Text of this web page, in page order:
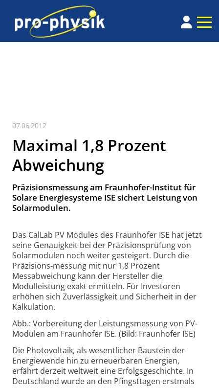
07.06.2012
Maximal 1,8 Prozent
Abweichung
Präzisionsmessung am Fraunhofer-Institut für
Solare Energiesysteme ISE sichert Leistung von
Solarmodulen.
Das CalLab PV Modules des Fraunhofer ISE hat jetzt
seine Genauigkeit bei der Präzisionsprüfung von
Solarmodulen noch weiter gesteigert. Durch die
Präzisions-messung mit nur 1,8 Prozent
Messabweichung kann der Hersteller die
Modulleistung exakt ermitteln. Für Investoren
erhöhen sich Zuverlässigkeit und Sicherheit in der
Kalkulation.
Abb.: Vorbereitung der Leistungsmessung von PV-
Modulen am Fraunhofer ISE. (Bild: Fraunhofer ISE)
Die Photovoltaik, als wesentlicher Baustein der
Energiewende hin zu erneuerbaren Energien,
erfährt derzeit weltweit eine Erfolgsgeschichte. In
Deutschland wurde an den Pfingsttagen erstmals